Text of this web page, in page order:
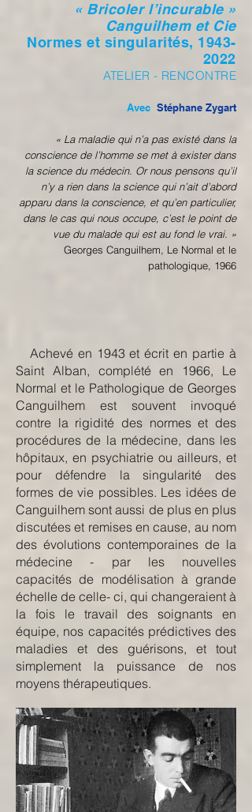
« Bricoler l’incurable »
Canguilhem et Cie
Normes et singularités, 1943-
2022
ATELIER - RENCONTRE
Avec Stéphane Zygart
« La maladie qui n’a pas existé dans la
conscience de l’homme se met à exister dans
la science du médecin. Or nous pensons qu’il
n’y a rien dans la science qui n’ait d’abord
apparu dans la conscience, et qu’en particulier,
dans le cas qui nous occupe, c’est le point de
vue du malade qui est au fond le vrai. »
Georges Canguilhem, Le Normal et le
pathologique, 1966
Achevé en 1943 et écrit en partie à
Saint Alban, complété en 1966, Le
Normal et le Pathologique de Georges
Canguilhem est souvent invoqué
contre la rigidité des normes et des
procédures de la médecine, dans les
hôpitaux, en psychiatrie ou ailleurs, et
pour défendre la singularité des
formes de vie possibles. Les idées de
Canguilhem sont aussi de plus en plus
discutées et remises en cause, au nom
des évolutions contemporaines de la
médecine - par les nouvelles
capacités de modélisation à grande
échelle de celle- ci, qui changeraient à
la fois le travail des soignants en
équipe, nos capacités prédictives des
maladies et des guérisons, et tout
simplement la puissance de nos
moyens thérapeutiques.